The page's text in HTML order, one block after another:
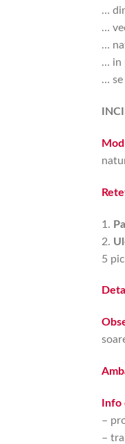
…
…
…
… in
… se
1.
2.
5
Info
–
–